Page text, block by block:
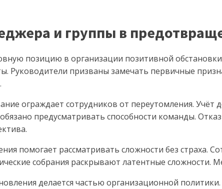
и группы в
позицию в организации позитивной
Руководители призваны замечать первичные
ограждает сотрудников от переутомления.
предусматривать способности команды.
помогает рассматривать сложности без страха.
собрания раскрывают латентные сложности.
делается частью организационной